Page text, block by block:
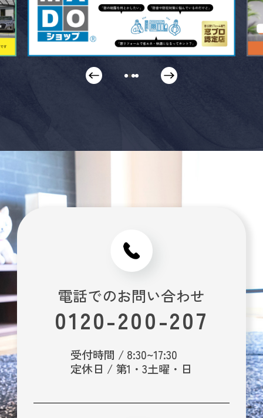
電話でのお問い合わせ
0120-200-207
受付時間 / 8:30~17:30
定休日 / 第1・3土曜・日